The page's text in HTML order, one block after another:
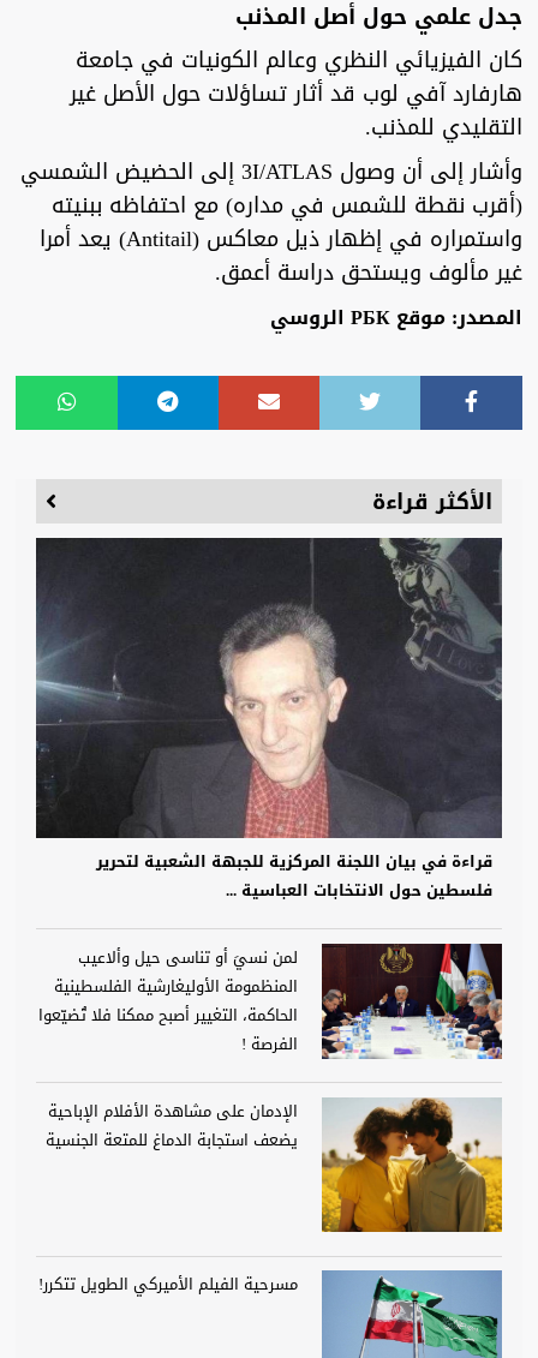
جدل علمي حول أصل المذنب
كان الفيزيائي النظري وعالم الكونيات في جامعة
هارفارد آفي لوب قد أثار تساؤلات حول الأصل غير
التقليدي للمذنب.
وأشار إلى أن وصول 3I/ATLAS إلى الحضيض الشمسي
(أقرب نقطة للشمس في مداره) مع احتفاظه ببنيته
واستمراره في إظهار ذيل معاكس (Antitail) يعد أمرا
غير مألوف ويستحق دراسة أعمق.
المصدر: موقع РБК الروسي
الأكثر قراءة
قراءة في بيان اللجنة المركزية للجبهة الشعبية لتحرير
فلسطين حول الانتخابات العباسية ...
لمن نسيَ أو تناسى حيل وألاعيب
المنظمومة الأوليغارشية الفلسطينية
الحاكمة، التغيير أصبح ممكنا فلا تُضيّعوا
الفرصة !
الإدمان على مشاهدة الأفلام الإباحية
يضعف استجابة الدماغ للمتعة الجنسية
مسرحية الفيلم الأميركي الطويل تتكرر!